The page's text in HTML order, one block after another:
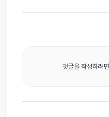
댓글을 작성하려면